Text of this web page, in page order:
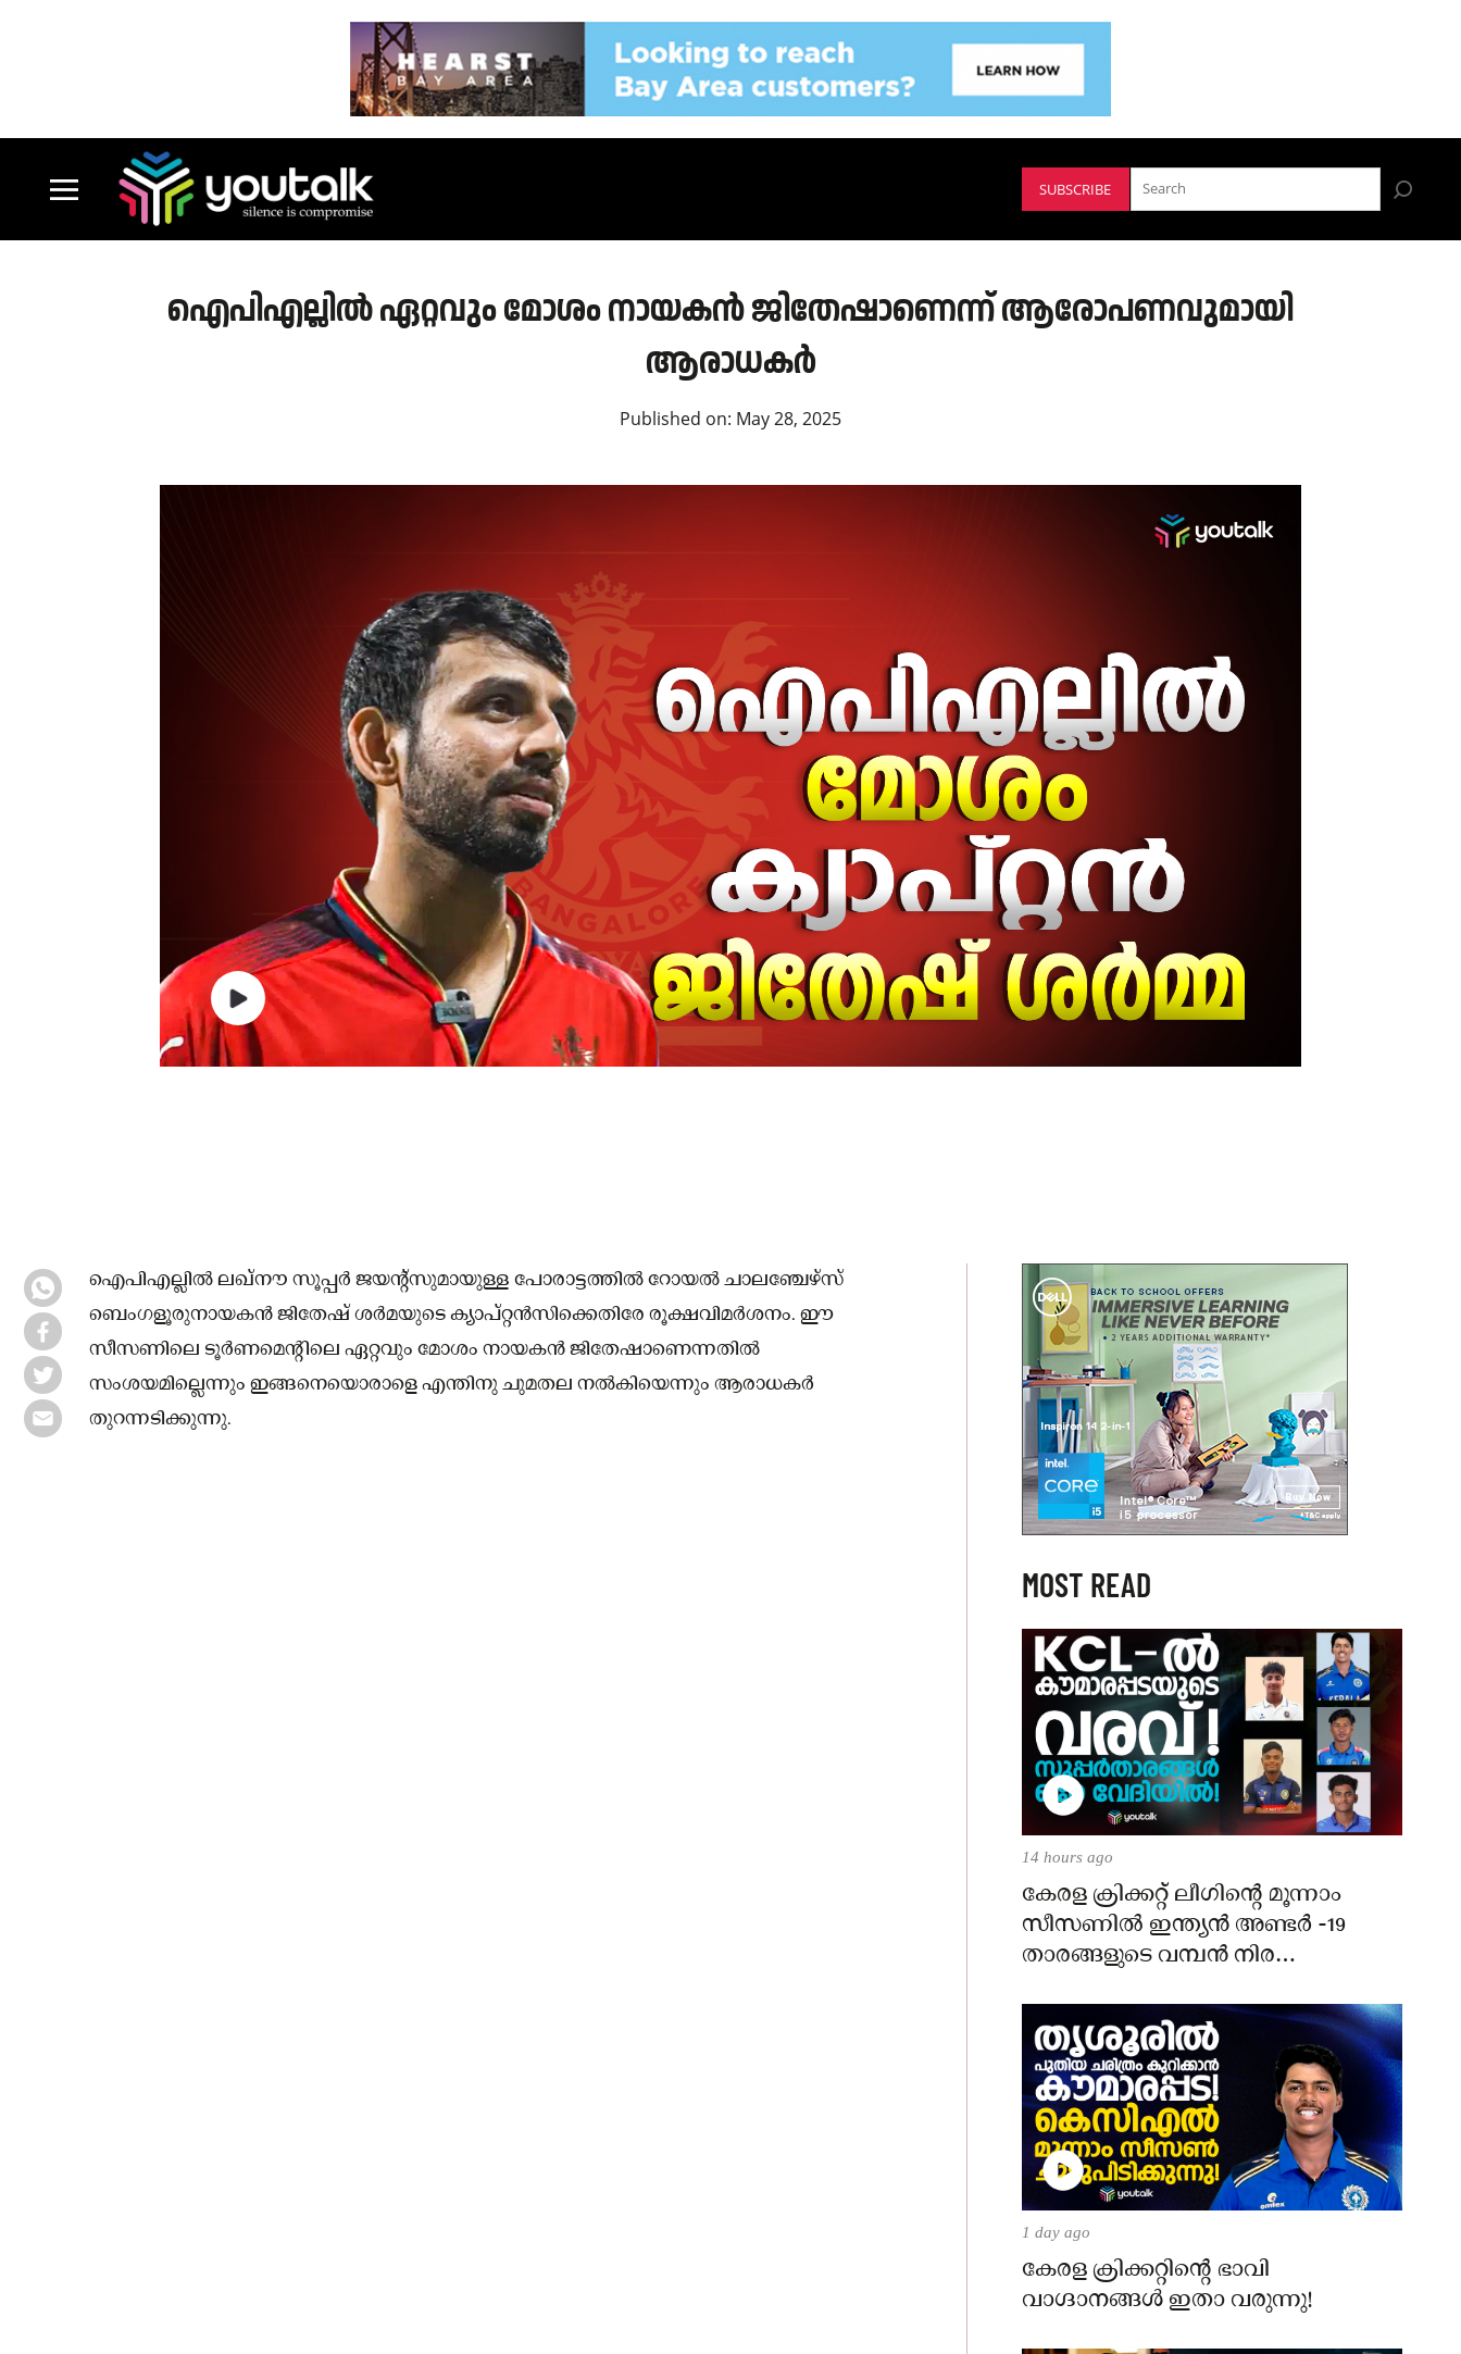
SUBSCRIBE
ഐപിഎല്ലില്‍ ഏറ്റവും മോശം നായകന്‍ ജിതേഷാണെന്ന് ആരോപണവുമായി
ആരാധകർ
Published on: May 28, 2025
ഐപിഎല്ലില്‍ ലഖ്‌നൗ സൂപ്പര്‍ ജയന്റ്‌സുമായുള്ള പോരാട്ടത്തില്‍ റോയല്‍ ചാലഞ്ചേഴ്‌സ്
ബെംഗളൂരുനായകന്‍ ജിതേഷ് ശര്‍മയുടെ ക്യാപ്റ്റന്‍സിക്കെതിരേ രൂക്ഷവിമര്‍ശനം. ഈ
സീസണിലെ ടൂര്‍ണമെന്റിലെ ഏറ്റവും മോശം നായകന്‍ ജിതേഷാണെന്നതില്‍
സംശയമില്ലെന്നും ഇങ്ങനെയൊരാളെ എന്തിനു ചുമതല നല്‍കിയെന്നും ആരാധകര്‍
തുറന്നടിക്കുന്നു.
MOST READ
14 hours ago
കേരള ക്രിക്കറ്റ് ലീഗിൻ്റെ മൂന്നാം
സീസണിൽ ഇന്ത്യൻ അണ്ടർ -19
താരങ്ങളുടെ വമ്പൻ നിര
1 day ago
​കേരള ക്രിക്കറ്റിന്റെ ഭാവി
വാഗ്ദാനങ്ങൾ ഇതാ വരുന്നു!